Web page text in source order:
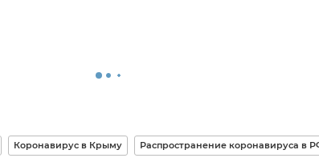
Коронавирус в Крыму Распространение коронавируса в